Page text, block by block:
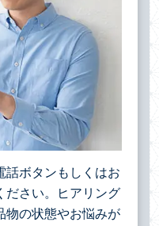
話ボタンもしくはお
ださい。ヒアリング
物の状態やお悩みが